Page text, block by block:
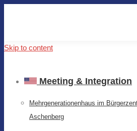
Skip to content
Meeting & Integration
Mehrgenerationenhaus im
Aschenberg